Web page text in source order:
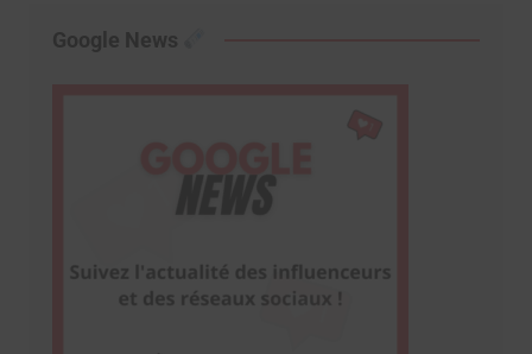
Google News